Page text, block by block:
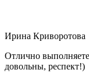
Ирина Криворотова
Отлично
довольны, респект!)